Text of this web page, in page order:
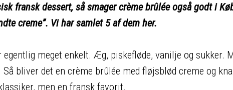
fransk dessert, så smager crème brûlée også godt i
creme”. Vi har samlet 5 af dem her.
egentlig meget enkelt. Æg, piskefløde, vanilje og
bliver det en crème brûlée med fløjsblød creme og
men en fransk favorit.